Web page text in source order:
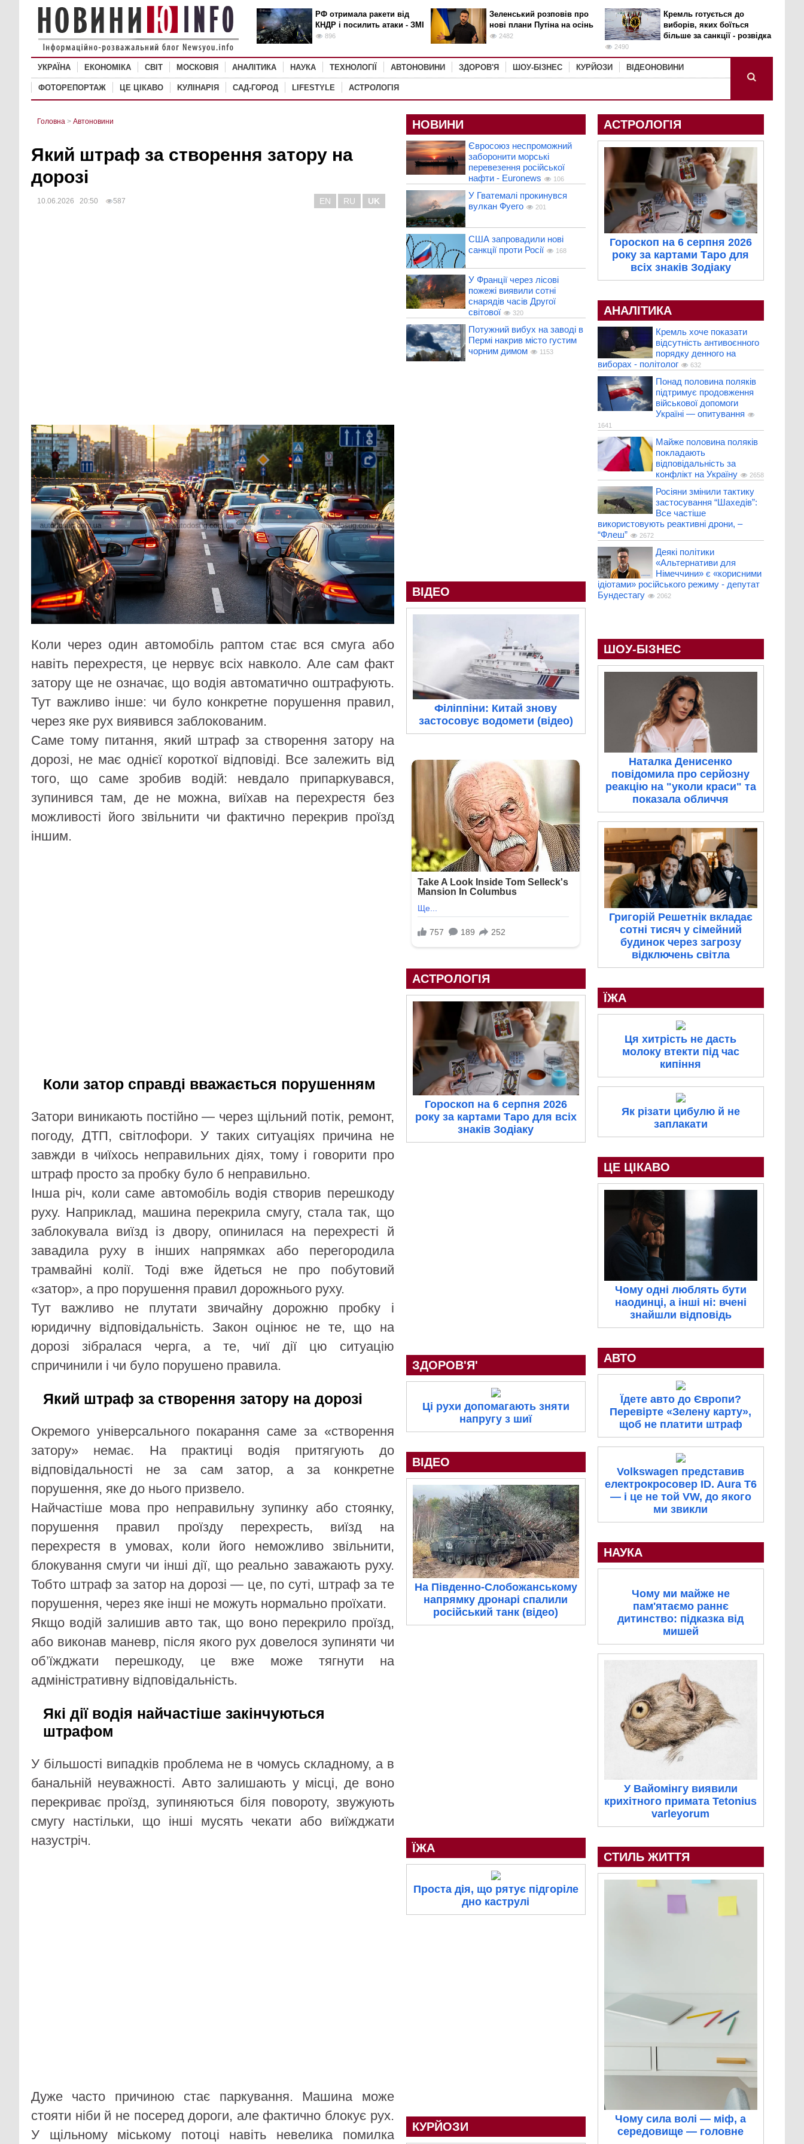
РФ отримала ракети від
КНДР і посилить атаки - ЗМІ
896
Зеленський розповів про
нові плани Путіна на осінь
2482
Кремль готується до
виборів, яких боїться
більше за санкції - розвідка
2490
УКРАЇНА ЕКОНОМІКА СВІТ MОСКОВІЯ АНАЛІТИКА НАУКА ТЕХНОЛОГІЇ АВТОНОВИНИ ЗДОРОВ'Я ШОУ-БІЗНЕС КУРЙОЗИ ВІДЕОНОВИНИ
ФОТОРЕПОРТАЖ ЦЕ ЦІКАВО KУЛІНАРІЯ САД-ГОРОД LIFESTYLE АСТРОЛОГІЯ
Головна > Автоновини
Який штраф за створення затору на
дорозі
10.06.2026 20:50 587 EN RU UK
Коли через один автомобіль раптом стає вся смуга або
навіть перехрестя, це нервує всіх навколо. Але сам факт
затору ще не означає, що водія автоматично оштрафують.
Тут важливо інше: чи було конкретне порушення правил,
через яке рух виявився заблокованим.
Саме тому питання, який штраф за створення затору на
дорозі, не має однієї короткої відповіді. Все залежить від
того, що саме зробив водій: невдало припаркувався,
зупинився там, де не можна, виїхав на перехрестя без
можливості його звільнити чи фактично перекрив проїзд
іншим.
Коли затор справді вважається порушенням
Затори виникають постійно — через щільний потік, ремонт,
погоду, ДТП, світлофори. У таких ситуаціях причина не
завжди в чиїхось неправильних діях, тому і говорити про
штраф просто за пробку було б неправильно.
Інша річ, коли саме автомобіль водія створив перешкоду
руху. Наприклад, машина перекрила смугу, стала так, що
заблокувала виїзд із двору, опинилася на перехресті й
завадила руху в інших напрямках або перегородила
трамвайні колії. Тоді вже йдеться не про побутовий
«затор», а про порушення правил дорожнього руху.
Тут важливо не плутати звичайну дорожню пробку і
юридичну відповідальність. Закон оцінює не те, що на
дорозі зібралася черга, а те, чиї дії цю ситуацію
спричинили і чи було порушено правила.
Який штраф за створення затору на дорозі
Окремого універсального покарання саме за «створення
затору» немає. На практиці водія притягують до
відповідальності не за сам затор, а за конкретне
порушення, яке до нього призвело.
Найчастіше мова про неправильну зупинку або стоянку,
порушення правил проїзду перехресть, виїзд на
перехрестя в умовах, коли його неможливо звільнити,
блокування смуги чи інші дії, що реально заважають руху.
Тобто штраф за затор на дорозі — це, по суті, штраф за те
порушення, через яке інші не можуть нормально проїхати.
Якщо водій залишив авто так, що воно перекрило проїзд,
або виконав маневр, після якого рух довелося зупиняти чи
об’їжджати перешкоду, це вже може тягнути на
адміністративну відповідальність.
Які дії водія найчастіше закінчуються
штрафом
У більшості випадків проблема не в чомусь складному, а в
банальній неуважності. Авто залишають у місці, де воно
перекриває проїзд, зупиняються біля повороту, звужують
смугу настільки, що інші мусять чекати або виїжджати
назустріч.
Дуже часто причиною стає паркування. Машина може
стояти ніби й не посеред дороги, але фактично блокує рух.
У щільному міському потоці навіть невелика помилка
НОВИНИ
Євросоюз неспроможний
заборонити морські
перевезення російської
нафти - Euronews
106
У Гватемалі прокинувся
вулкан Фуего
201
США запровадили нові
санкції проти Росії
168
У Франції через лісові
пожежі виявили сотні
снарядів часів Другої
світової
320
Потужний вибух на заводі в
Пермі накрив місто густим
чорним димом
1153
ВІДЕО
Філіппіни: Китай знову
застосовує водомети (відео)
АСТРОЛОГІЯ
Гороскоп на 6 серпня 2026
року за картами Таро для всіх
знаків Зодіаку
ЗДОРОВ'Я'
Ці рухи допомагають зняти
напругу з шиї
ВІДЕО
На Південно-Слобожанському
напрямку дронарі спалили
російський танк (відео)
ЇЖА
Проста дія, що рятує підгоріле
дно каструлі
КУРЙОЗИ
АСТРОЛОГІЯ
Гороскоп на 6 серпня 2026
року за картами Таро для
всіх знаків Зодіаку
АНАЛІТИКА
Кремль хоче показати
відсутність антивоєнного
порядку денного на
виборах - політолог
632
Понад половина поляків
підтримує продовження
військової допомоги
Україні — опитування
1641
Майже половина поляків
покладають
відповідальність за
конфлікт на Україну
2658
Росіяни змінили тактику
застосування “Шахедів”:
Все частіше
використовують реактивні дрони, –
“Флеш”
2672
Деякі політики
«Альтернативи для
Німеччини» є «корисними
ідіотами» російського режиму - депутат
Бундестагу
2062
ШОУ-БІЗНЕС
Наталка Денисенко
повідомила про серйозну
реакцію на "уколи краси" та
показала обличчя
Григорій Решетнік вкладає
сотні тисяч у сімейний
будинок через загрозу
відключень світла
ЇЖА
Ця хитрість не дасть
молоку втекти під час
кипіння
Як різати цибулю й не
заплакати
ЦЕ ЦІКАВО
Чому одні люблять бути
наодинці, а інші ні: вчені
знайшли відповідь
АВТО
Їдете авто до Європи?
Перевірте «Зелену карту»,
щоб не платити штраф
Volkswagen представив
електрокросовер ID. Aura T6
— і це не той VW, до якого
ми звикли
НАУКА
Чому ми майже не
пам'ятаємо раннє
дитинство: підказка від
мишей
У Вайомінгу виявили
крихітного примата Tetonius
varleyorum
СТИЛЬ ЖИТТЯ
Чому сила волі — міф, а
середовище — головне